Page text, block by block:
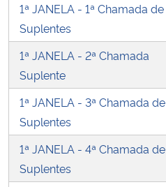
Gabinete de Segurança Institucional
Advocacia-Geral da União
Banco Central do Brasil
Planalto
1ª JANELA - 1ª Chamada de
Suplentes
1ª JANELA - 2ª Chamada
Suplente
1ª JANELA - 3ª Chamada de
Suplentes
1ª JANELA - 4ª Chamada de
Suplentes